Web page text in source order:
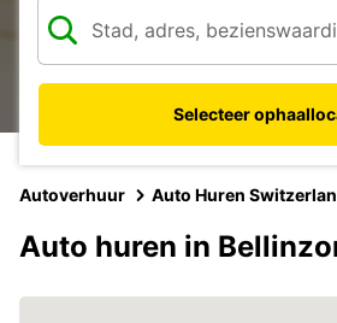
Selecteer
Autoverhuur Auto Huren
Auto huren in